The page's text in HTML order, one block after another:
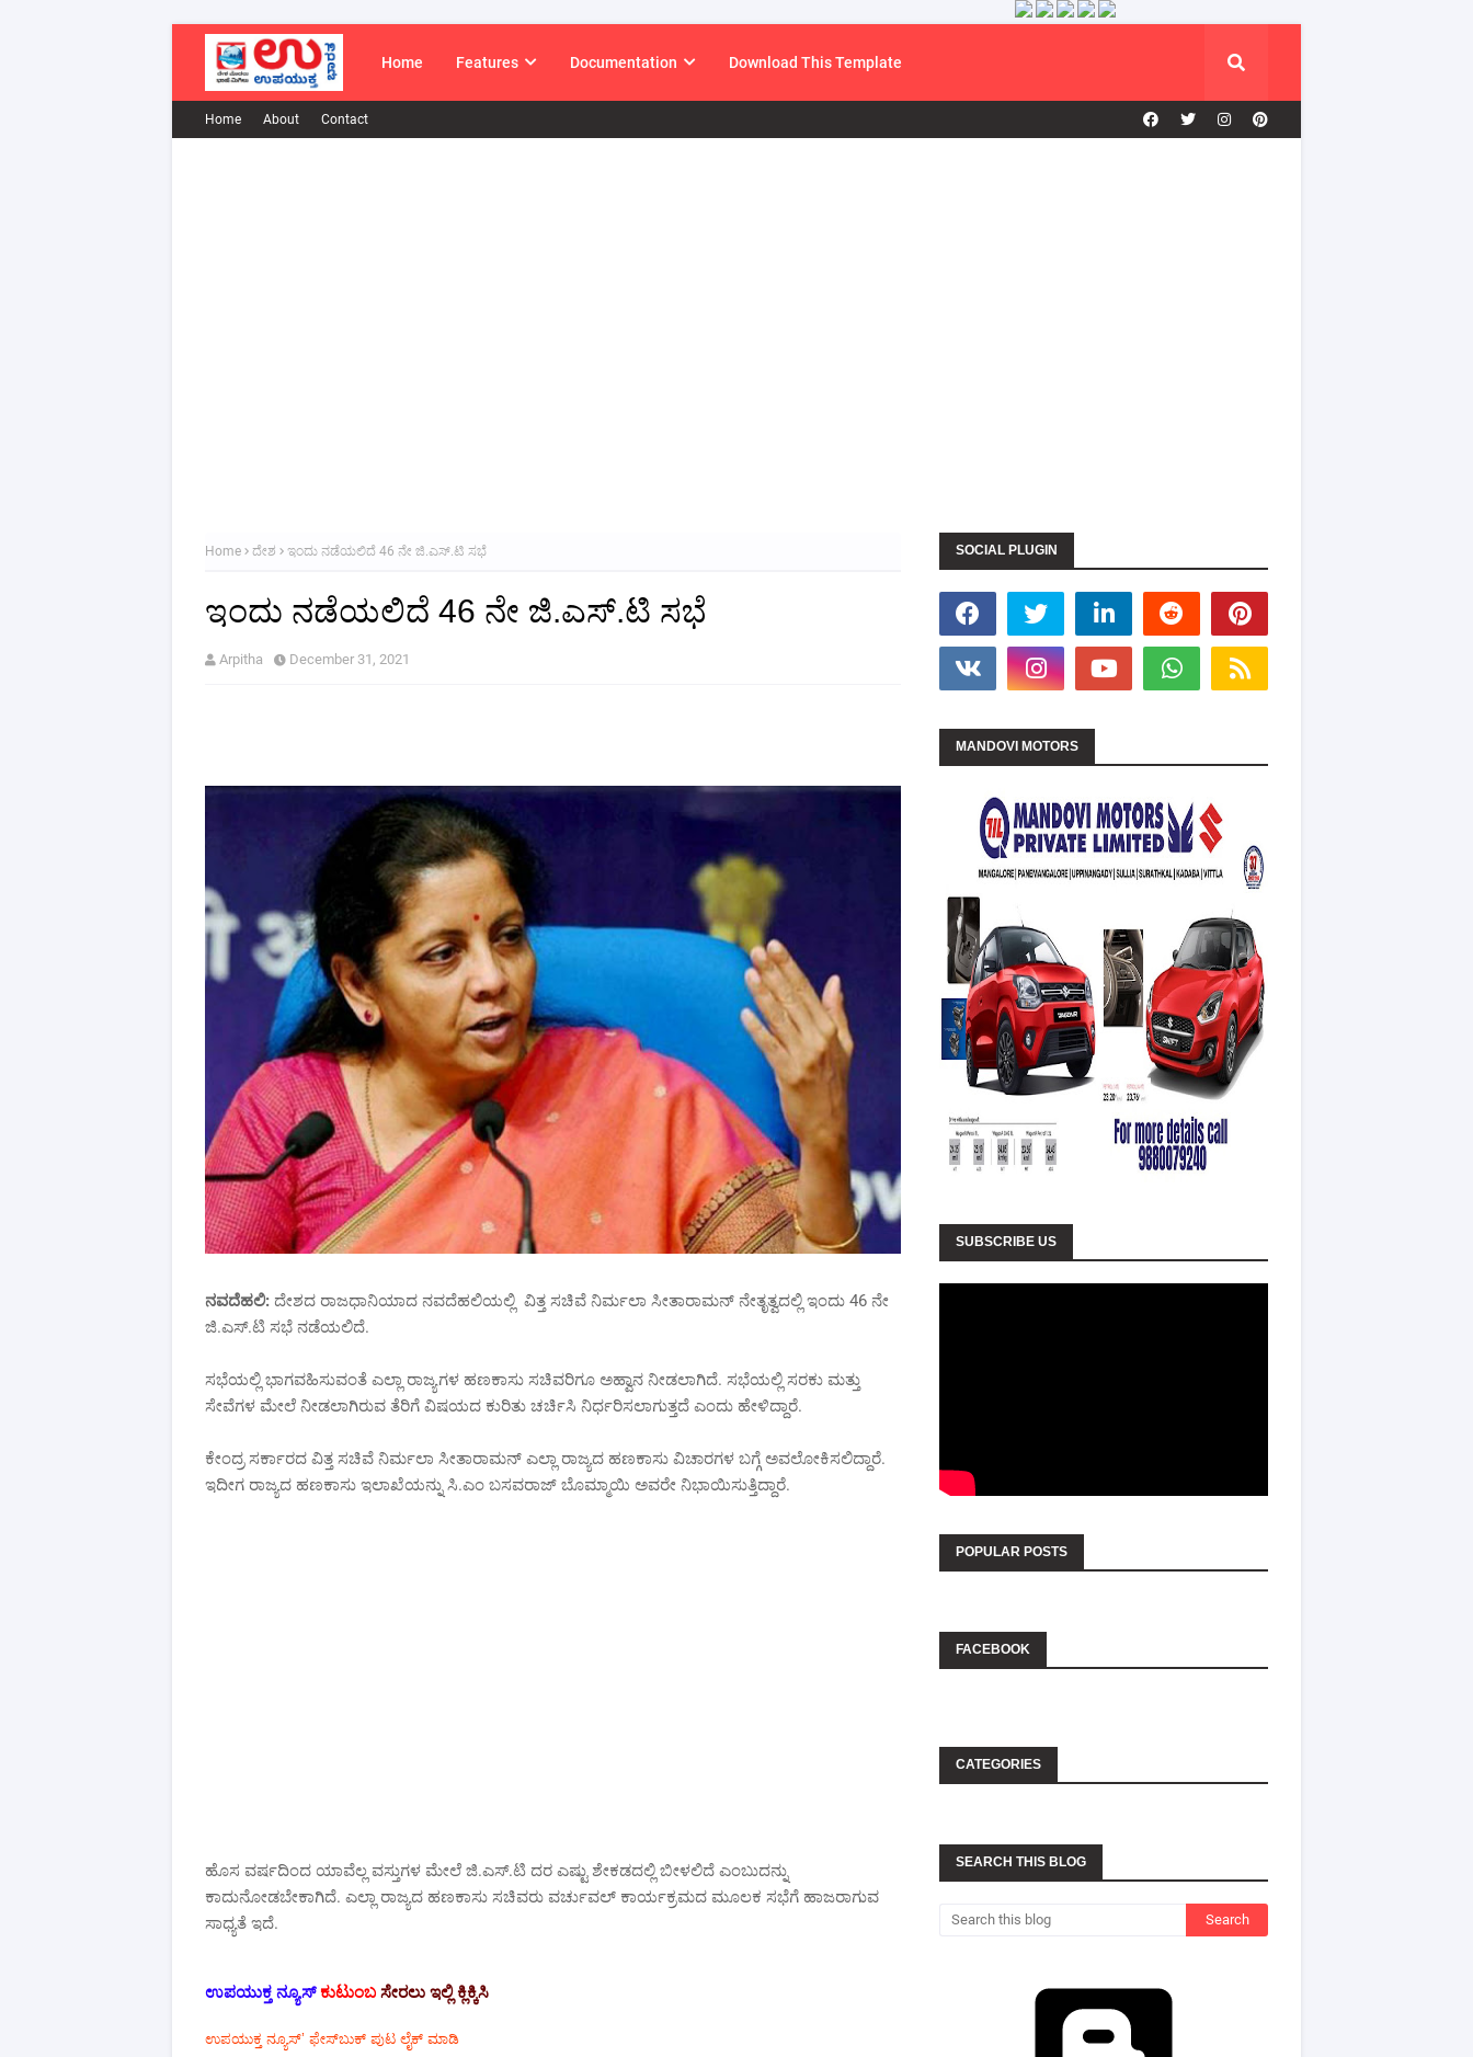
Home Features Documentation Download This Template
Home About Contact
Home ದೇಶ ಇಂದು ನಡೆಯಲಿದೆ 46 ನೇ ಜಿ.ಎಸ್.ಟಿ ಸಭೆ
ಇಂದು ನಡೆಯಲಿದೆ 46 ನೇ ಜಿ.ಎಸ್.ಟಿ ಸಭೆ
Arpitha December 31, 2021
ನವದೆಹಲಿ: ದೇಶದ ರಾಜಧಾನಿಯಾದ ನವದೆಹಲಿಯಲ್ಲಿ ವಿತ್ತ ಸಚಿವೆ ನಿರ್ಮಲಾ ಸೀತಾರಾಮನ್ ನೇತೃತ್ವದಲ್ಲಿ ಇಂದು 46 ನೇ
ಜಿ.ಎಸ್.ಟಿ ಸಭೆ ನಡೆಯಲಿದೆ.
ಸಭೆಯಲ್ಲಿ ಭಾಗವಹಿಸುವಂತೆ ಎಲ್ಲಾ ರಾಜ್ಯಗಳ ಹಣಕಾಸು ಸಚಿವರಿಗೂ ಅಹ್ವಾನ ನೀಡಲಾಗಿದೆ. ಸಭೆಯಲ್ಲಿ ಸರಕು ಮತ್ತು
ಸೇವೆಗಳ ಮೇಲೆ ನೀಡಲಾಗಿರುವ ತೆರಿಗೆ ವಿಷಯದ ಕುರಿತು ಚರ್ಚಿಸಿ ನಿರ್ಧರಿಸಲಾಗುತ್ತದೆ ಎಂದು ಹೇಳಿದ್ದಾರೆ.
ಕೇಂದ್ರ ಸರ್ಕಾರದ ವಿತ್ತ ಸಚಿವೆ ನಿರ್ಮಲಾ ಸೀತಾರಾಮನ್ ಎಲ್ಲಾ ರಾಜ್ಯದ ಹಣಕಾಸು ವಿಚಾರಗಳ ಬಗ್ಗೆ ಅವಲೋಕಿಸಲಿದ್ದಾರೆ.
ಇದೀಗ ರಾಜ್ಯದ ಹಣಕಾಸು ಇಲಾಖೆಯನ್ನು ಸಿ.ಎಂ ಬಸವರಾಜ್ ಬೊಮ್ಮಾಯಿ ಅವರೇ ನಿಭಾಯಿಸುತ್ತಿದ್ದಾರೆ.
ಹೊಸ ವರ್ಷದಿಂದ ಯಾವೆಲ್ಲ ವಸ್ತುಗಳ ಮೇಲೆ ಜಿ.ಎಸ್.ಟಿ ದರ ಎಷ್ಟು ಶೇಕಡದಲ್ಲಿ ಬೀಳಲಿದೆ ಎಂಬುದನ್ನು
ಕಾದುನೋಡಬೇಕಾಗಿದೆ. ಎಲ್ಲಾ ರಾಜ್ಯದ ಹಣಕಾಸು ಸಚಿವರು ವರ್ಚುವಲ್ ಕಾರ್ಯಕ್ರಮದ ಮೂಲಕ ಸಭೆಗೆ ಹಾಜರಾಗುವ
ಸಾಧ್ಯತೆ ಇದೆ.
ಉಪಯುಕ್ತ ನ್ಯೂಸ್ಕುಟುಂಬ ಸೇರಲು ಇಲ್ಲಿ ಕ್ಲಿಕ್ಕಿಸಿ
ಉಪಯುಕ್ತ ನ್ಯೂಸ್‌’ ಫೇಸ್‌ಬುಕ್ ಪುಟ ಲೈಕ್ ಮಾಡಿ
SOCIAL PLUGIN
MANDOVI MOTORS
SUBSCRIBE US
POPULAR POSTS
FACEBOOK
CATEGORIES
SEARCH THIS BLOG